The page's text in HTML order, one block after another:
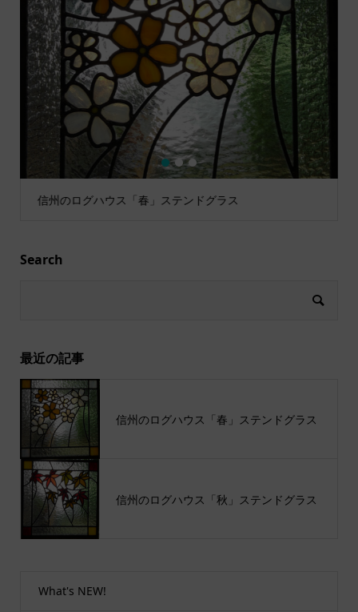
信州のログハウス「春」ステンドグラス
1 2 3
Search
最近の記事
信州のログハウス「春」ステンドグラス
信州のログハウス「秋」ステンドグラス
What's NEW!